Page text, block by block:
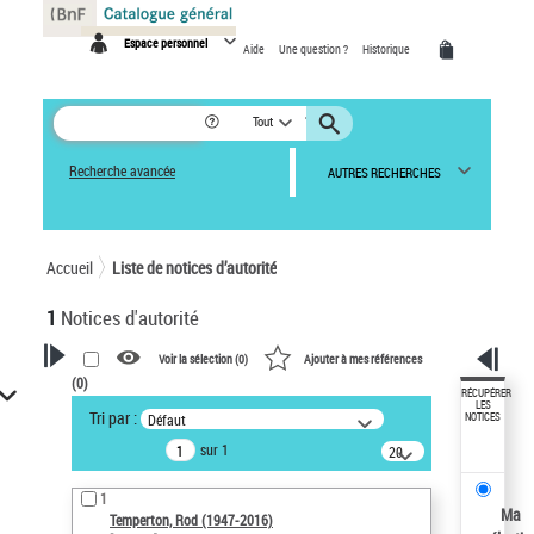
Espace personnel Aide Une question ? Historique
Tout
Recherche avancée AUTRES RECHERCHES
Accueil Liste de notices d’autorité
1 Notices d'autorité
VOTRE RECHERCHE
Recherche avancée dans les
notices d’autorité
Œuvres liées à l'auteur :
Temperton, Rod (1947-2016)
Voir la sélection (0) Ajouter à mes références
(0)
Tri par : Défaut
sur 1
20
résultats/page
1
Temperton, Rod (1947-2016)
RÉCUPÉRER
LES
NOTICES
Ma
Panneau de gestion des cookies